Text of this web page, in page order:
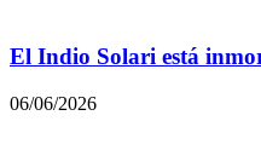
El Indio Solari está
06/06/2026